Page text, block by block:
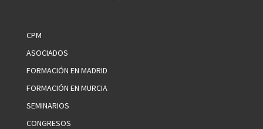
CPM
ASOCIADOS
FORMACIÓN EN MADRID
FORMACIÓN EN MURCIA
SEMINARIOS
CONGRESOS